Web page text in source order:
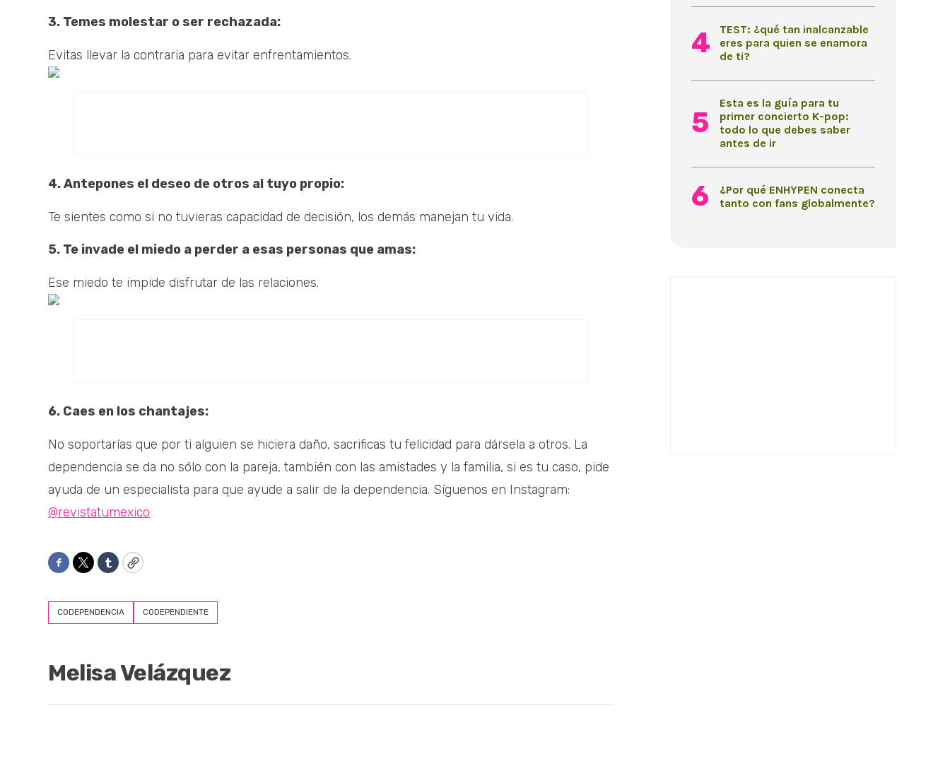
3. Temes molestar o ser rechazada:
Evitas llevar la contraria para evitar enfrentamientos.
4. Antepones el deseo de otros al tuyo propio:
Te sientes como si no tuvieras capacidad de decisión, los demás manejan tu vida.
5. Te invade el miedo a perder a esas personas que amas:
Ese miedo te impide disfrutar de las relaciones.
6. Caes en los chantajes:
No soportarías que por ti alguien se hiciera daño, sacrificas tu felicidad para dársela a otros. La
dependencia se da no sólo con la pareja, también con las amistades y la familia, si es tu caso, pide
ayuda de un especialista para que ayude a salir de la dependencia. Síguenos en Instagram:
@revistatumexico
Facebook
TwitterTumblrCopy
CODEPENDENCIA CODEPENDIENTE
Melisa Velázquez
TEST: ¿qué tan inalcanzable
eres para quien se enamora
de ti?
Esta es la guía para tu
primer concierto K-pop:
todo lo que debes saber
antes de ir
¿Por qué ENHYPEN conecta
tanto con fans globalmente?